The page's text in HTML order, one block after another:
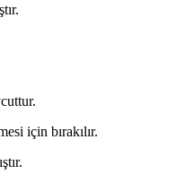
için bırakılır.